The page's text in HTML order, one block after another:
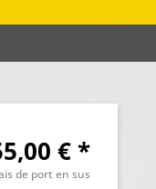
€ *
de port en sus